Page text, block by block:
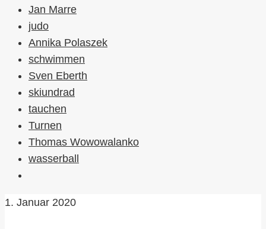
Jan Marre
judo
Annika Polaszek
schwimmen
Sven Eberth
skiundrad
tauchen
Turnen
Thomas Wowowalanko
wasserball
1. Januar 2020